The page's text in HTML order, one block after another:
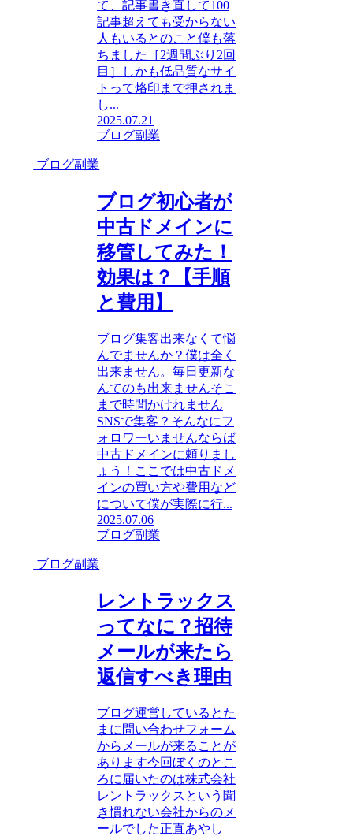
て、記事書き直して100
記事超えても受からない
人もいるとのこと僕も落
ちました［2週間ぶり2回
目］しかも低品質なサイ
トって烙印まで押されま
し...
2025.07.21
ブログ副業
ブログ副業
ブログ初心者が
中古ドメインに
移管してみた！
効果は？【手順
と費用】
ブログ集客出来なくて悩
んでませんか？僕は全く
出来ません。毎日更新な
んてのも出来ませんそこ
まで時間かけれません
SNSで集客？そんなにフ
ォロワーいませんならば
中古ドメインに頼りまし
ょう！ここでは中古ドメ
インの買い方や費用など
について僕が実際に行...
2025.07.06
ブログ副業
ブログ副業
レントラックス
ってなに？招待
メールが来たら
返信すべき理由
ブログ運営しているとた
まに問い合わせフォーム
からメールが来ることが
あります今回ぼくのとこ
ろに届いたのは株式会社
レントラックスという聞
き慣れない会社からのメ
ールでした正直あやし